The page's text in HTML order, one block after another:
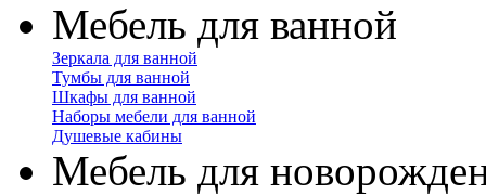
Мебель для ванной
Зеркала для ванной
Тумбы для ванной
Шкафы для ванной
Наборы мебели для ванной
Душевые кабины
Мебель для